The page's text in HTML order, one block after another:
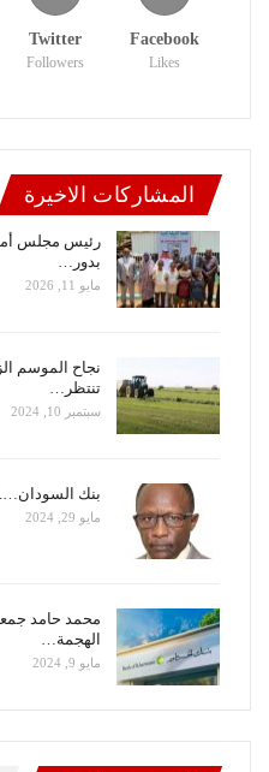
Facebook
Likes
Twitter
Followers
المشاركات الاخيرة
رئيس مجلس
بدور…
مايو 11, 2026
تنتظر…
سبتمبر 10, 2024
بنك
مايو 29, 2024
محمد حامد
الهجمة…
مايو 9, 2024